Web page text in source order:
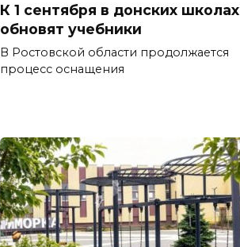
К 1 сентября в донских школах
обновят учебники
В Ростовской области продолжается
процесс оснащения